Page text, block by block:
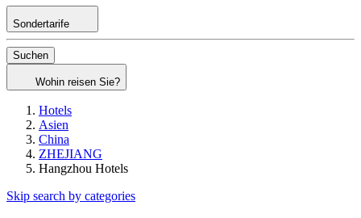
Sondertarife
Suchen
Wohin reisen Sie?
Hotels
Asien
China
ZHEJIANG
Hangzhou Hotels
Skip search by categories